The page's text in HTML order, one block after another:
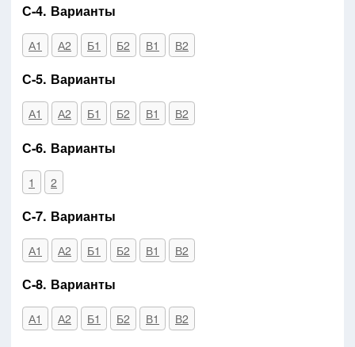
С-4. Варианты
А1 А2 Б1 Б2 В1 В2
С-5. Варианты
А1 А2 Б1 Б2 В1 В2
С-6. Варианты
1 2
С-7. Варианты
А1 А2 Б1 Б2 В1 В2
С-8. Варианты
А1 А2 Б1 Б2 В1 В2